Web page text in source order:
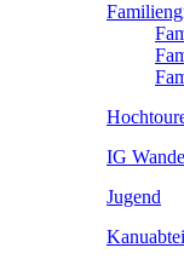
IG
Jugend